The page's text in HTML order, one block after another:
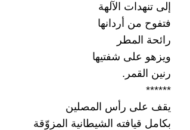
إلى تنهدات الآلهة
فتفوح من أردانها
رائحة المطر
ويزهو على شفتيها
رنين القمر.
******
يقف على رأس المصلين
بكامل قيافته الشيطانية المزوّقة